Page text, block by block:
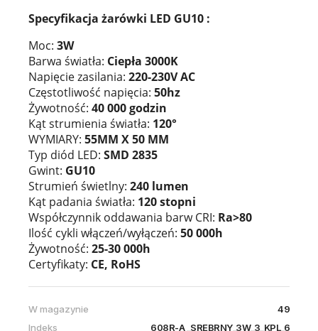
Specyfikacja żarówki LED GU10 :
Moc: 3W
Barwa światła: Ciepła 3000K
Napięcie zasilania: 220-230V AC
Częstotliwość napięcia: 50hz
Żywotność: 40 000 godzin
Kąt strumienia światła: 120°
WYMIARY: 55MM X 50 MM
Typ diód LED: SMD 2835
Gwint: GU10
Strumień świetlny: 240 lumen
Kąt padania światła: 120 stopni
Współczynnik oddawania barw CRI: Ra>80
Ilość cykli włączeń/wyłączeń: 50 000h
Żywotność: 25-30 000h
Certyfikaty: CE, RoHS
W magazynie
49
Indeks
608R-A _SREBRNY_3W_3_KPL_6